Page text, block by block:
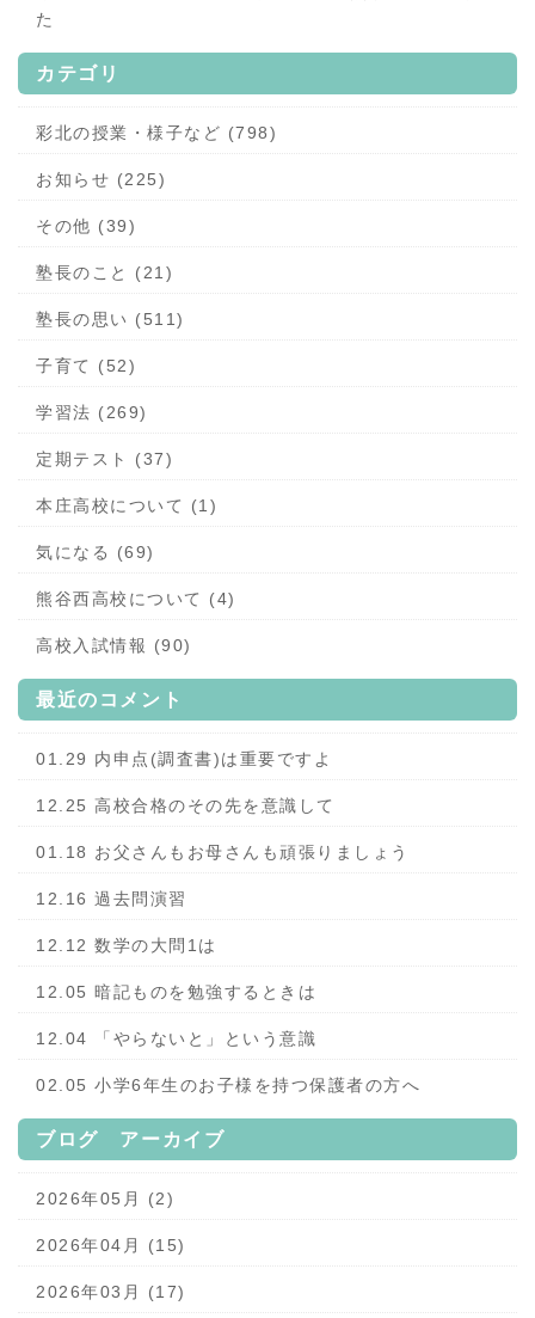
た
カテゴリ
彩北の授業・様子など (798)
お知らせ (225)
その他 (39)
塾長のこと (21)
塾長の思い (511)
子育て (52)
学習法 (269)
定期テスト (37)
本庄高校について (1)
気になる (69)
熊谷西高校について (4)
高校入試情報 (90)
最近のコメント
01.29 内申点(調査書)は重要ですよ
12.25 高校合格のその先を意識して
01.18 お父さんもお母さんも頑張りましょう
12.16 過去問演習
12.12 数学の大問1は
12.05 暗記ものを勉強するときは
12.04 「やらないと」という意識
02.05 小学6年生のお子様を持つ保護者の方へ
ブログ アーカイブ
2026年05月 (2)
2026年04月 (15)
2026年03月 (17)